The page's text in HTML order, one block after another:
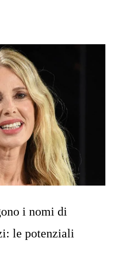
i nomi di
le potenziali